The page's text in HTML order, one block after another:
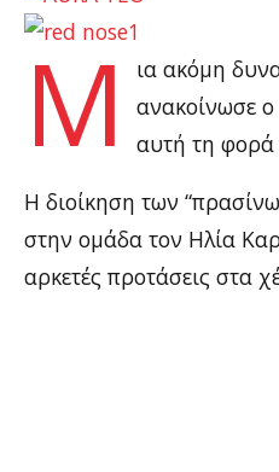
Μ
ια ακόμη
ανακοίνωσε
αυτή τη φορά
Η διοίκηση των
στην ομάδα τον Ηλία
αρκετές προτάσεις στα